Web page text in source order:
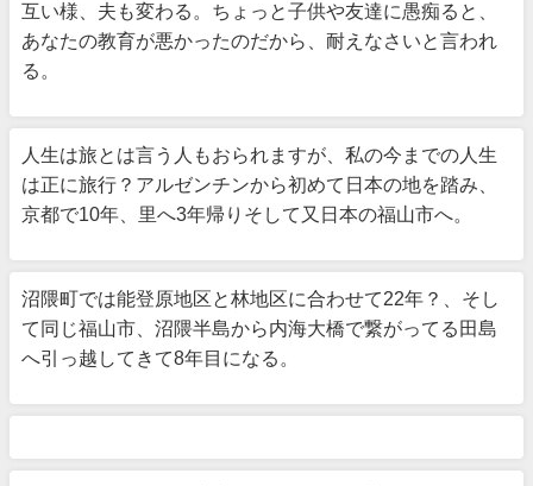
互い様、夫も変わる。ちょっと子供や友達に愚痴ると、
あなたの教育が悪かったのだから、耐えなさいと言われ
る。
人生は旅とは言う人もおられますが、私の今までの人生
は正に旅行？アルゼンチンから初めて日本の地を踏み、
京都で10年、里へ3年帰りそして又日本の福山市へ。
沼隈町では能登原地区と林地区に合わせて22年？、そし
て同じ福山市、沼隈半島から内海大橋で繋がってる田島
へ引っ越してきて8年目になる。